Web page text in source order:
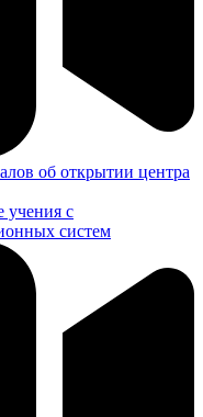
об открытии центра
учения с
систем